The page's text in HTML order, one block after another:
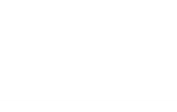
- 16.00